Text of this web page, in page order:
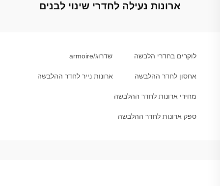
ארונות נעילה לחדרי שינוי לבנים
לוקרים בחדרי הלבשה שדרוג/armoire
אחסון לחדר ההלבשה ארונות נייר לחדר ההלבשה
מחירי ארונות לחדר ההלבשה
ספק ארונות לחדר ההלבשה